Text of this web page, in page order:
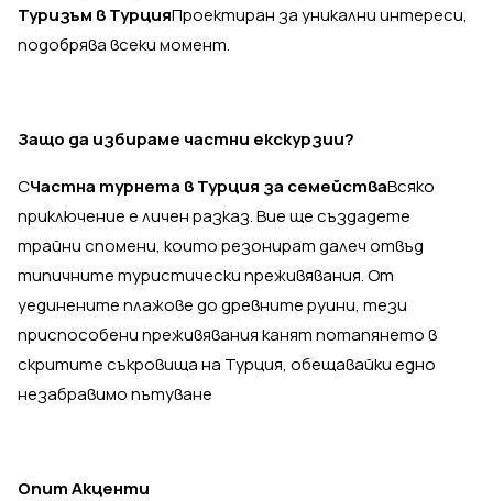
Туризъм в ТурцияПроектиран за уникални интереси,
подобрява всеки момент.
Защо да избираме частни екскурзии?
СЧастна турнета в Турция за семействаВсяко
приключение е личен разказ. Вие ще създадете
трайни спомени, които резонират далеч отвъд
типичните туристически преживявания. От
уединените плажове до древните руини, тези
приспособени преживявания канят потапянето в
скритите съкровища на Турция, обещавайки едно
незабравимо пътуване
ОпитАкценти